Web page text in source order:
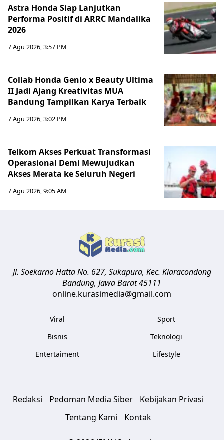
Astra Honda Siap Lanjutkan
Performa Positif di ARRC Mandalika
2026
7 Agu 2026, 3:57 PM
Collab Honda Genio x Beauty Ultima
II Jadi Ajang Kreativitas MUA
Bandung Tampilkan Karya Terbaik
7 Agu 2026, 3:02 PM
Telkom Akses Perkuat Transformasi
Operasional Demi Mewujudkan
Akses Merata ke Seluruh Negeri
7 Agu 2026, 9:05 AM
Jl. Soekarno Hatta No. 627, Sukapura, Kec. Kiaracondong
Bandung, Jawa Barat45111
online.kurasimedia@gmail.com
Viral
Bisnis
Entertaiment
Sport
Teknologi
Lifestyle
Redaksi Pedoman Media Siber
Kebijakan Privasi
Tentang Kami
Kontak